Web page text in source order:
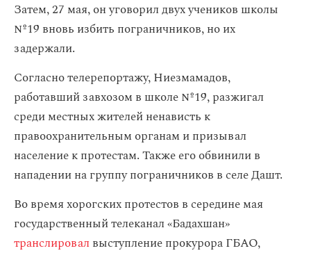
Затем, 27 мая, он уговорил двух учеников школы
№19 вновь избить пограничников, но их
задержали.
Согласно телерепортажу, Ниезмамадов,
работавший завхозом в школе №19, разжигал
среди местных жителей ненависть к
правоохранительным органам и призывал
население к протестам. Также его обвинили в
нападении на группу пограничников в селе Дашт.
Во время хорогских протестов в середине мая
государственный телеканал «Бадахшан»
транслировал выступление прокурора ГБАО,